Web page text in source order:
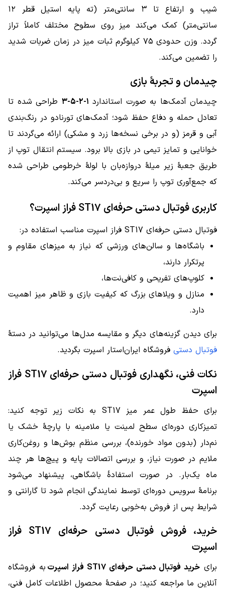
شیب و ارتفاع تا ۳ سانتی‌متر (ته پایه استیل قطر ۱۲
سانتی‌متر) کمک می‌کند میز روی سطوح مختلف کاملاً تراز
گردد. وزن حدودی ۷۵ کیلوگرم ثبات میز در زمان ضربات شدید
را تضمین می‌کند.
چیدمان و تجربهٔ بازی
چیدمان آدمک‌ها به صورت استاندارد ۱-۲-۵-۳
طراحی شده تا
تعادل حمله و دفاع حفظ شود؛ آدمک‌های تورنادو در رنگ‌بندی
آبی و قرمز (و در برخی نسخه‌ها زرد و مشکی) ارائه می‌گردند تا
خوانایی و تمایز تیمی در بازی بالا برود. سیستم انتقال توپ از
طریق جعبهٔ زیر میلهٔ دروازه‌بان با لولهٔ خرطومی طراحی شده
که جمع‌آوری توپ را سریع و بی‌دردسر می‌کند.
کاربری فوتبال دستی حرفه‌ای ST17 فراز اسپرت؟
فوتبال دستی حرفه‌ای ST17 فراز اسپرت مناسب استفاده در:
باشگاه‌ها و سالن‌های ورزشی که نیاز به میزهای مقاوم و
پرتکرار دارند،
کلوپ‌های تفریحی و کافی‌نت‌ها،
منازل و ویلاهای بزرگ که کیفیت بازی و ظاهر میز اهمیت
دارد.
برای دیدن گزینه‌های دیگر و مقایسه مدل‌ها می‌توانید در دستهٔ
فوتبال دستی فروشگاه ایران‌استار اسپرت بگردید.
نکات فنی، نگهداری فوتبال دستی حرفه‌ای ST17 فراز
اسپرت
برای حفظ طول عمر میز ST17 به نکات زیر توجه کنید:
تمیزکاری دوره‌ای سطح لمینت یا ملامینه با پارچهٔ خشک یا
نم‌دار (بدون مواد خورنده)، بررسی منظم بوش‌ها و روغن‌کاری
ملایم در صورت نیاز، و بررسی اتصالات پایه و پیچ‌ها هر چند
ماه یک‌بار. در صورت استفادهٔ باشگاهی، پیشنهاد می‌شود
برنامهٔ سرویس دوره‌ای توسط نمایندگی انجام شود تا گارانتی و
شرایط پس از فروش به‌خوبی رعایت گردد.
خرید، فروش فوتبال دستی حرفه‌ای ST17 فراز
اسپرت
برای خرید فوتبال دستی حرفه‌ای ST17 فراز اسپرت
به فروشگاه
آنلاین ما مراجعه کنید؛ در صفحهٔ محصول اطلاعات کامل فنی،